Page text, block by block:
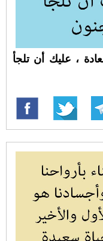
، عليك أن تلجأ